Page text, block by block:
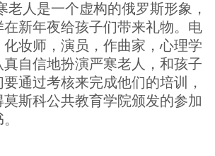
老人是一个虚构的俄罗斯形象，
新年夜给孩子们带来礼物。电
妆师，演员，作曲家，心理学
自信地扮演严寒老人，和孩子
通过考核来完成他们的培训，
斯科公共教育学院颁发的参加